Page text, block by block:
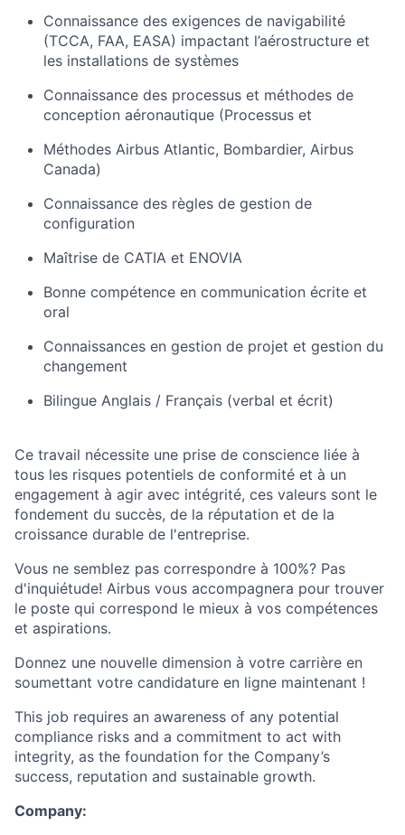
Connaissance des exigences de navigabilité
(TCCA, FAA, EASA) impactant l’aérostructure et
les installations de systèmes
Connaissance des processus et méthodes de
conception aéronautique (Processus et
Méthodes Airbus Atlantic, Bombardier, Airbus
Canada)
Connaissance des règles de gestion de
configuration
Maîtrise de CATIA et ENOVIA
Bonne compétence en communication écrite et
oral
Connaissances en gestion de projet et gestion du
changement
Bilingue Anglais / Français (verbal et écrit)
Ce travail nécessite une prise de conscience liée à
tous les risques potentiels de conformité et à un
engagement à agir avec intégrité, ces valeurs sont le
fondement du succès, de la réputation et de la
croissance durable de l'entreprise.
Vous ne semblez pas correspondre à 100%? Pas
d'inquiétude! Airbus vous accompagnera pour trouver
le poste qui correspond le mieux à vos compétences
et aspirations.
Donnez une nouvelle dimension à votre carrière en
soumettant votre candidature en ligne maintenant !
This job requires an awareness of any potential
compliance risks and a commitment to act with
integrity, as the foundation for the Company’s
success, reputation and sustainable growth.
Company: